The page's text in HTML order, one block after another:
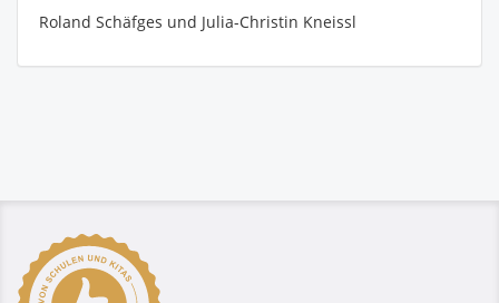
Roland Schäfges und Julia-Christin Kneissl